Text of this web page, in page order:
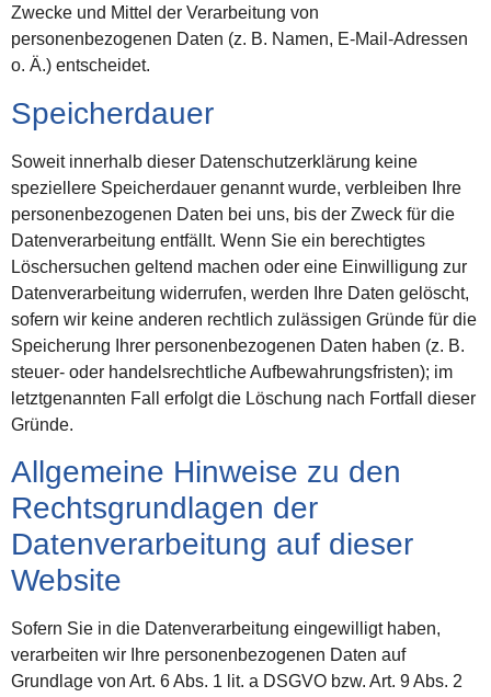
Zwecke und Mittel der Verarbeitung von
personenbezogenen Daten (z. B. Namen, E-Mail-Adressen
o. Ä.) entscheidet.
Speicherdauer
Soweit innerhalb dieser Datenschutzerklärung keine
speziellere Speicherdauer genannt wurde, verbleiben Ihre
personenbezogenen Daten bei uns, bis der Zweck für die
Datenverarbeitung entfällt. Wenn Sie ein berechtigtes
Löschersuchen geltend machen oder eine Einwilligung zur
Datenverarbeitung widerrufen, werden Ihre Daten gelöscht,
sofern wir keine anderen rechtlich zulässigen Gründe für die
Speicherung Ihrer personenbezogenen Daten haben (z. B.
steuer- oder handelsrechtliche Aufbewahrungsfristen); im
letztgenannten Fall erfolgt die Löschung nach Fortfall dieser
Gründe.
Allgemeine Hinweise zu den
Rechtsgrundlagen der
Datenverarbeitung auf dieser
Website
Sofern Sie in die Datenverarbeitung eingewilligt haben,
verarbeiten wir Ihre personenbezogenen Daten auf
Grundlage von Art. 6 Abs. 1 lit. a DSGVO bzw. Art. 9 Abs. 2